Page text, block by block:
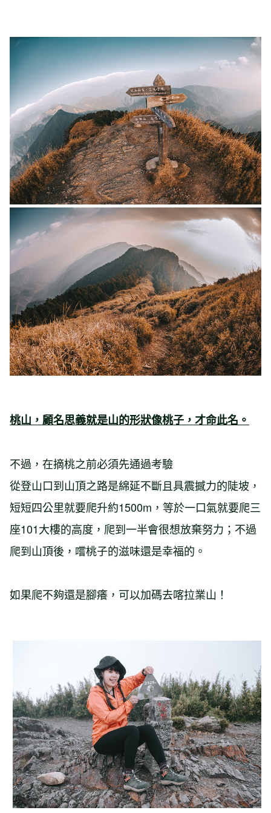
桃山，顧名思義就是山的形狀像桃子，才命此名。
不過，在摘桃之前必須先通過考驗
從登山口到山頂之路是綿延不斷且具震撼力的陡坡，
短短四公里就要爬升約1500m，等於一口氣就要爬三
座101大樓的高度，爬到一半會很想放棄努力；不過
爬到山頂後，嚐桃子的滋味還是幸福的。
如果爬不夠還是腳癢，可以加碼去喀拉業山！